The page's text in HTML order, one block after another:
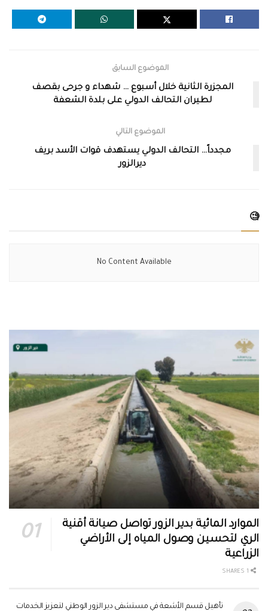
الموضوع السابق
المجزرة الثانية خلال أسبوع … شهداء و جرحى بقصف
لطيران التحالف الدولي على بلدة الشعفة
الموضوع التالي
مجدداً… التحالف الدولي يستهدف قوات الأسد بريف
ديرالزور
🧐
No Content Available
الموارد المائية بدير الزور تواصل صيانة أقنية
الري لتحسين وصول المياه إلى الأراضي
الزراعية
تأهيل قسم الأشعة في مستشفى دير الزور الوطني لتعزيز الخدمات